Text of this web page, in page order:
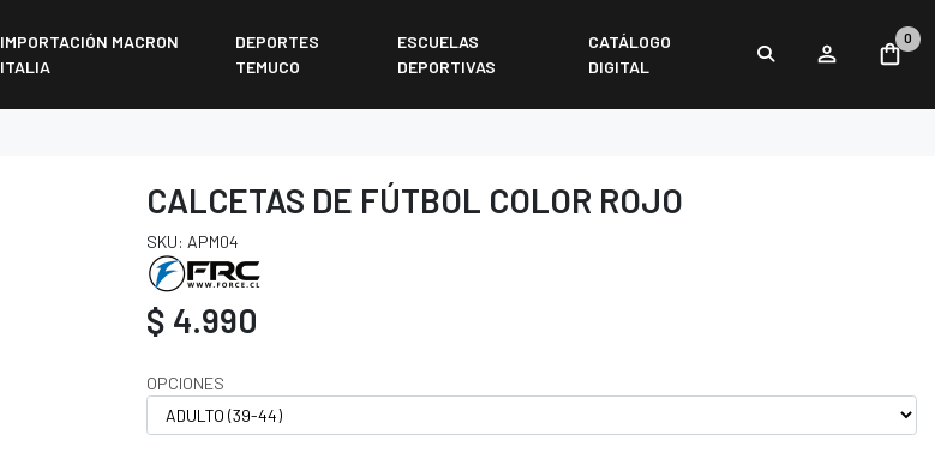
IMPORTACIÓN MACRON
ITALIA
DEPORTES
TEMUCO
ESCUELAS
DEPORTIVAS
CATÁLOGO
DIGITAL
0
CALCETAS DE FÚTBOL COLOR ROJO
SKU: APM04
$ 4.990
OPCIONES